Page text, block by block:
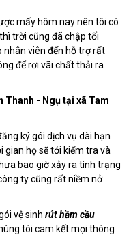
mấy hôm nay nên tôi có
trời cũng đã chập tối
nhân viên đến hỗ trợ rất
để rơi vãi chất thải ra
Thanh - Ngụ tại xã Tam
ký gói dịch vụ dài hạn
gian họ sẽ tới kiểm tra và
bao giờ xảy ra tình trạng
ty cũng rất niềm nở
vệ sinh rút hầm cầu
tôi cam kết mọi thông